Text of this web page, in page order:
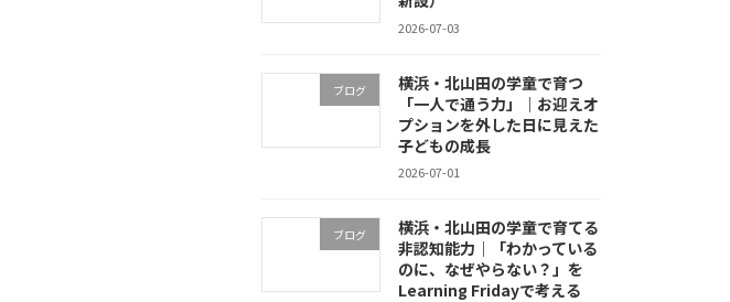
2026-07-03
ブログ
横浜・北山田の学童で育つ
「一人で通う力」｜お迎えオ
プションを外した日に見えた
子どもの成長
2026-07-01
ブログ
横浜・北山田の学童で育てる
非認知能力｜「わかっている
のに、なぜやらない？」を
Learning Fridayで考える